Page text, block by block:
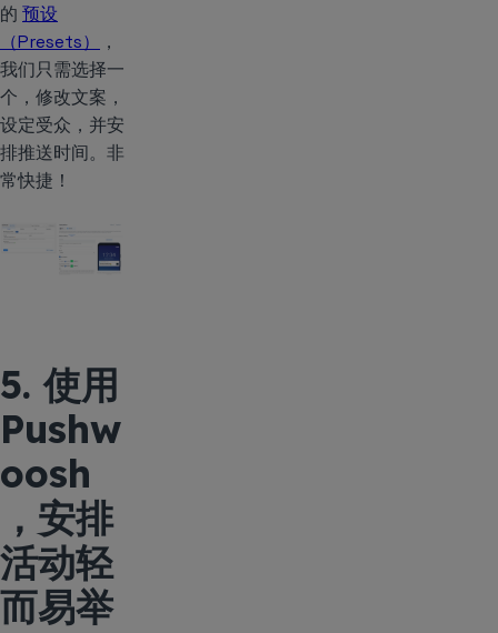
的 预设
（Presets）
，
我们只需选择一
个，修改文案，
设定受众，并安
排推送时间。非
常快捷！
5. 使用
Pushw
oosh
，安排
活动轻
而易举